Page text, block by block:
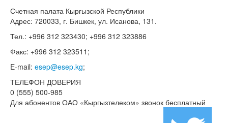
Счетная палата Кыргызской Республики
Адрес: 720033, г. Бишкек, ул. Исанова, 131.
Тел.: +996 312 323430; +996 312 323886
Факс: +996 312 323511;
E-mail: esep@esep.kg;
ТЕЛЕФОН ДОВЕРИЯ
0 (555) 500-985
Для абонентов ОАО «Кыргызтелеком» звонок бесплатный